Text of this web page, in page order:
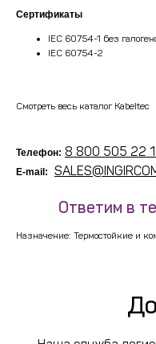
Сертификаты
IEC 60754-1 без
IEC 60754-2
Смотреть весь каталог Kabeltec
Телефон: 8 800 505 22
E-mail:
Ответим в
Назначение: Термостойкие и